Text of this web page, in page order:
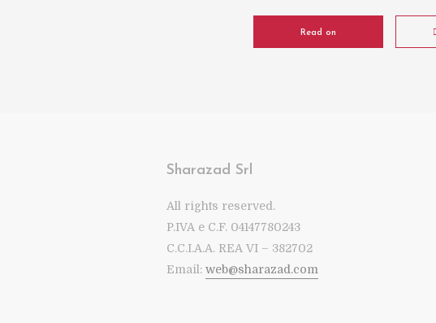
Read on
Sharazad Srl
All rights reserved.
P.IVA e C.F. 04147780243
C.C.I.A.A. REA VI – 382702
Email: web@sharazad.com